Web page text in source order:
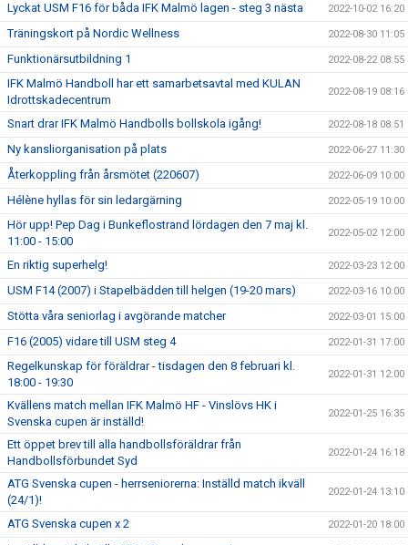
Lyckat USM F16 för båda IFK Malmö lagen - steg 3 nästa 2022-10-02 16:20
Träningskort på Nordic Wellness 2022-08-30 11:05
Funktionärsutbildning 1 2022-08-22 08:55
IFK Malmö Handboll har ett samarbetsavtal med KULAN
Idrottskadecentrum
2022-08-19 08:16
Snart drar IFK Malmö Handbolls bollskola igång! 2022-08-18 08:51
Ny kansliorganisation på plats 2022-06-27 11:30
Återkoppling från årsmötet (220607) 2022-06-09 10:00
Hélène hyllas för sin ledargärning 2022-05-19 10:00
Hör upp! Pep Dag i Bunkeflostrand lördagen den 7 maj kl.
11:00 - 15:00
2022-05-02 12:00
En riktig superhelg! 2022-03-23 12:00
USM F14 (2007) i Stapelbädden till helgen (19-20 mars) 2022-03-16 10:00
Stötta våra seniorlag i avgörande matcher 2022-03-01 15:00
F16 (2005) vidare till USM steg 4 2022-01-31 17:00
Regelkunskap för föräldrar - tisdagen den 8 februari kl.
18:00 - 19:30
2022-01-31 12:00
Kvällens match mellan IFK Malmö HF - Vinslövs HK i
Svenska cupen är inställd!
2022-01-25 16:35
Ett öppet brev till alla handbollsföräldrar från
Handbollsförbundet Syd
2022-01-24 16:18
ATG Svenska cupen - herrseniorerna: Inställd match ikväll
(24/1)!
2022-01-24 13:10
ATG Svenska cupen x 2 2022-01-20 18:00